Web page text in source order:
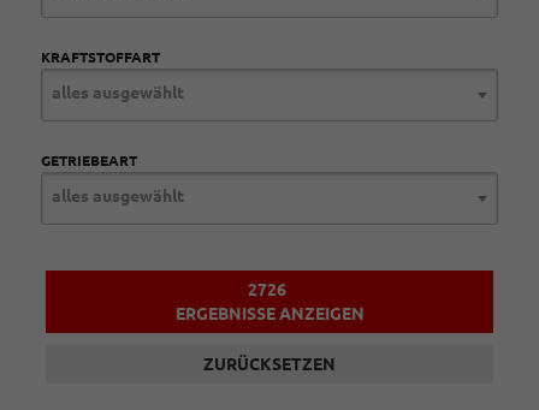
KRAFTSTOFFART
alles ausgewählt
GETRIEBEART
alles ausgewählt
2726
ERGEBNISSE ANZEIGEN
ZURÜCKSETZEN